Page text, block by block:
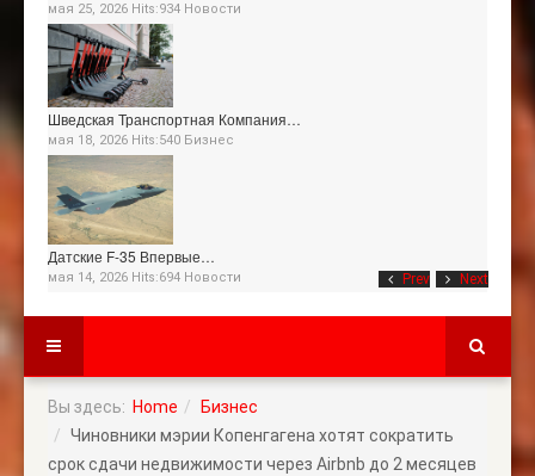
Prev Next
мая 25, 2026 Hits:934 Новости
Шведская Транспортная Компания…
мая 18, 2026 Hits:540 Бизнес
Датские F-35 Впервые…
мая 14, 2026 Hits:694 Новости
Вы здесь: Home
Бизнес
Чиновники мэрии Копенгагена хотят сократить
срок сдачи недвижимости через Airbnb до 2 месяцев